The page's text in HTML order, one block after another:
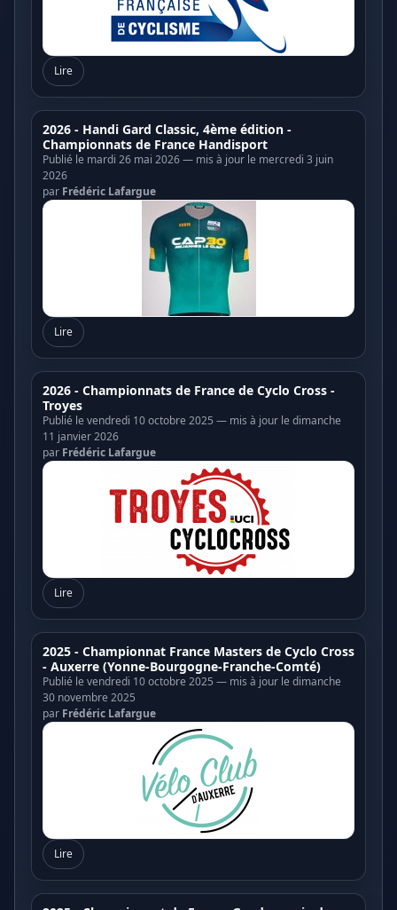
Lire
2026 - Handi Gard Classic, 4ème édition -
Championnats de France Handisport
Publié le mardi 26 mai 2026 — mis à jour le mercredi 3 juin
2026
par Frédéric Lafargue
Lire
2026 - Championnats de France de Cyclo Cross -
Troyes
Publié le vendredi 10 octobre 2025 — mis à jour le dimanche
11 janvier 2026
par Frédéric Lafargue
Lire
2025 - Championnat France Masters de Cyclo Cross
- Auxerre (Yonne-Bourgogne-Franche-Comté)
Publié le vendredi 10 octobre 2025 — mis à jour le dimanche
30 novembre 2025
par Frédéric Lafargue
Lire